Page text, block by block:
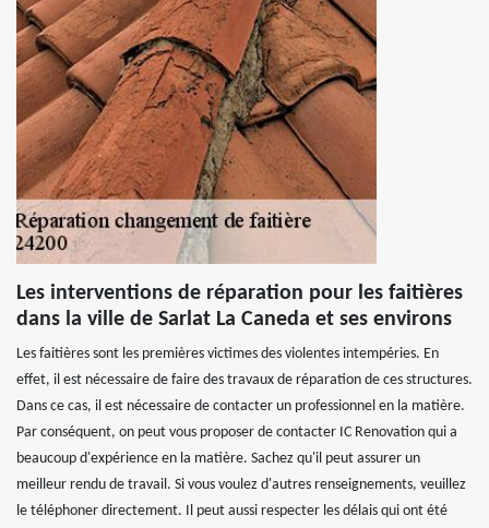
Les interventions de réparation pour les faitières
dans la ville de Sarlat La Caneda et ses environs
Les faitières sont les premières victimes des violentes intempéries. En
effet, il est nécessaire de faire des travaux de réparation de ces structures.
Dans ce cas, il est nécessaire de contacter un professionnel en la matière.
Par conséquent, on peut vous proposer de contacter IC Renovation qui a
beaucoup d'expérience en la matière. Sachez qu'il peut assurer un
meilleur rendu de travail. Si vous voulez d'autres renseignements, veuillez
le téléphoner directement. Il peut aussi respecter les délais qui ont été